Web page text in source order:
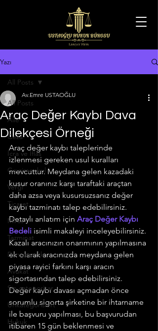
Yazı
All Posts
Aile
Ceza
İcra ve İflas
Gayrimenkul
Vergi
Ticaret
Miras
Tazminat
Danışmanlık
Avukat
Sin categorizar
Unkategorisiert
Hukuk
All Posts
Araç Değer Kaybı Dava
Dilekçesi Örneği
Av.Emre USTAOĞLU
Araç değer kaybı taleplerinde
izlenmesi gereken usul kuralları
mevcuttur. Meydana gelen kazadaki
kusur oranınız karşı taraftaki araçtan
daha azsa veya kusursuzsanız değer
kaybı tazminatı talep edebilirsiniz.
Detaylı anlatım için Araç Değer Kaybı
Bedeli isimli makaleyi inceleyebilirsiniz.
Kazalı aracınızın onarımının yapılmasına
ek olarak aracınızda meydana gelen
piyasa rayici farkını karşı aracın
sigortasından talep edebilirsiniz.
Değer kaybı davası açmadan önce
sorumlu sigorta şirketine bir ihtarname
ile başvuru yapılması, bu başvurudan
itibaren 15 gün beklenmesi ve